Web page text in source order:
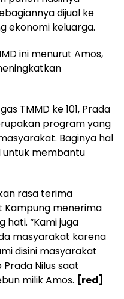
dijual ke
ekonomi keluarga.
ini menurut Amos,
TMMD ke 101, Prada
program yang
Baginya hal
untuk membantu
rasa terima
Kampung menerima
hati. “Kami juga
masyarakat karena
disini masyarakat
Nilus saat
milik Amos. [red]